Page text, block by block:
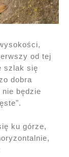
od tej
szlak się
dobra
będzie
ku górze,